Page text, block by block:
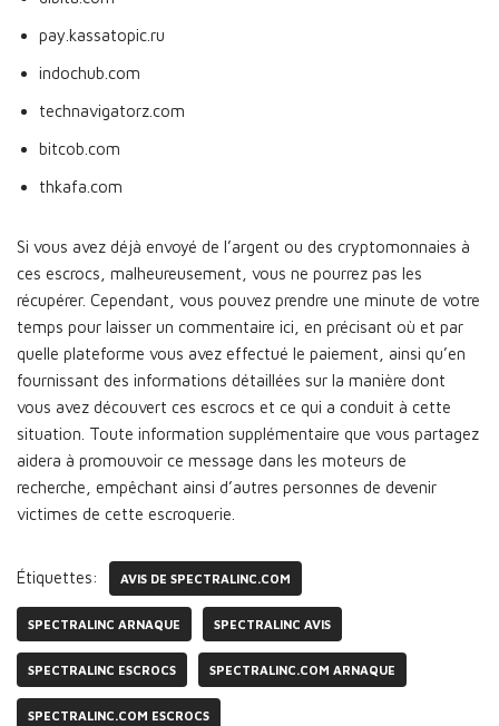
pay.kassatopic.ru
indochub.com
technavigatorz.com
bitcob.com
thkafa.com
Si vous avez déjà envoyé de l’argent ou des cryptomonnaies à
ces escrocs, malheureusement, vous ne pourrez pas les
récupérer. Cependant, vous pouvez prendre une minute de votre
temps pour laisser un commentaire ici, en précisant où et par
quelle plateforme vous avez effectué le paiement, ainsi qu’en
fournissant des informations détaillées sur la manière dont
vous avez découvert ces escrocs et ce qui a conduit à cette
situation. Toute information supplémentaire que vous partagez
aidera à promouvoir ce message dans les moteurs de
recherche, empêchant ainsi d’autres personnes de devenir
victimes de cette escroquerie.
Étiquettes: AVIS DE SPECTRALINC.COM
SPECTRALINC ARNAQUE SPECTRALINC AVIS
SPECTRALINC ESCROCS SPECTRALINC.COM ARNAQUE
SPECTRALINC.COM ESCROCS